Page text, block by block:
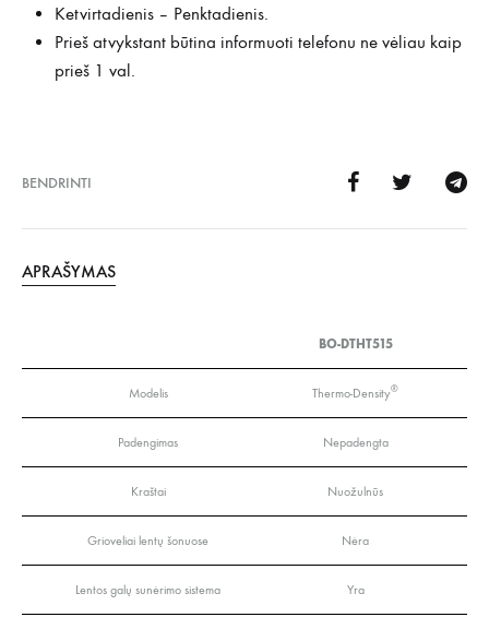
Ketvirtadienis – Penktadienis.
Prieš atvykstant būtina informuoti telefonu ne vėliau kaip
prieš 1 val.
BENDRINTI
APRAŠYMAS
BO-DTHT515
Modelis Thermo-Density®
Padengimas Nepadengta
Kraštai Nuožulnūs
Grioveliai lentų šonuose Nėra
Lentos galų sunėrimo sistema Yra